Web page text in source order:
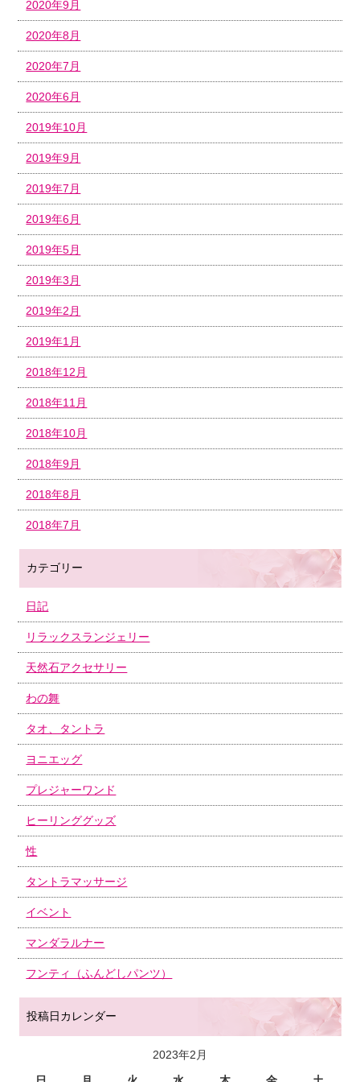
2020年9月
2020年8月
2020年7月
2020年6月
2019年10月
2019年9月
2019年7月
2019年6月
2019年5月
2019年3月
2019年2月
2019年1月
2018年12月
2018年11月
2018年10月
2018年9月
2018年8月
2018年7月
カテゴリー
日記
リラックスランジェリー
天然石アクセサリー
わの舞
タオ、タントラ
ヨニエッグ
プレジャーワンド
ヒーリンググッズ
性
タントラマッサージ
イベント
マンダラルナー
フンティ（ふんどしパンツ）
投稿日カレンダー
2023年2月